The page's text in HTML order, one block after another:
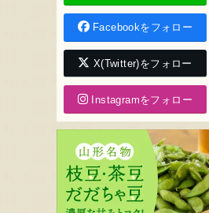
Facebookをフォロー
X(Twitter)をフォロー
Instagramをフォロー